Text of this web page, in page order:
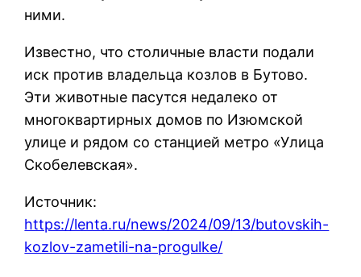
ними.
Известно, что столичные власти подали
иск против владельца козлов в Бутово.
Эти животные пасутся недалеко от
многоквартирных домов по Изюмской
улице и рядом со станцией метро «Улица
Скобелевская».
Источник:
https://lenta.ru/news/2024/09/13/butovskih-
kozlov-zametili-na-progulke/